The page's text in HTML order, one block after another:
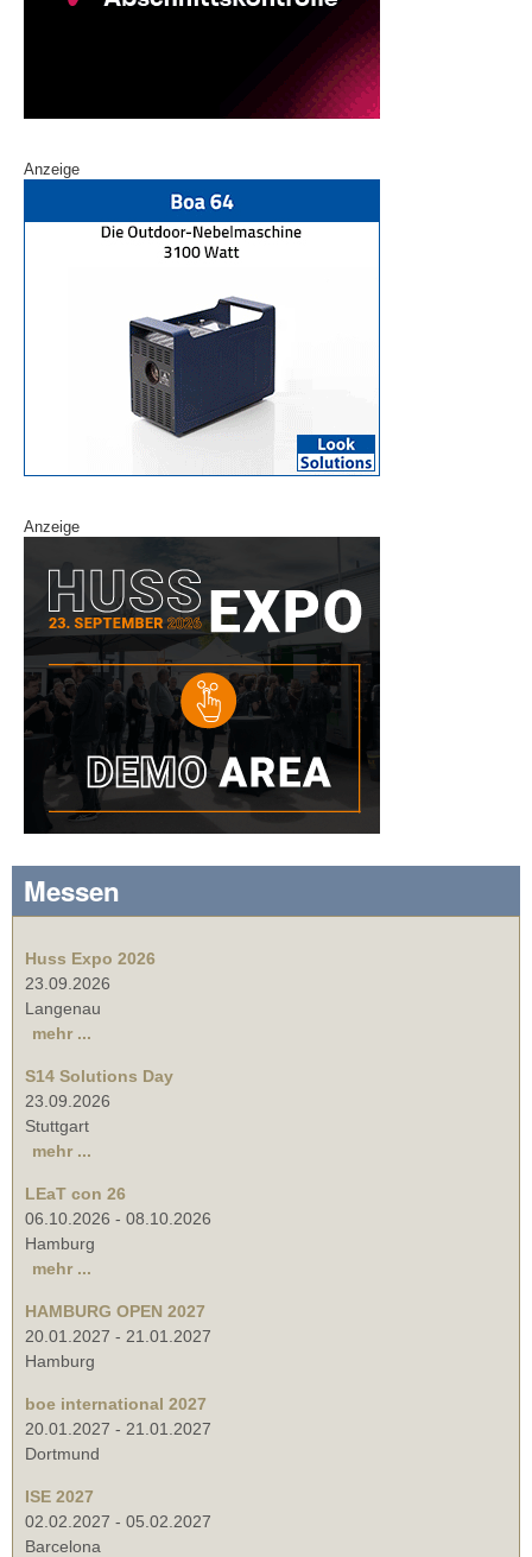
Anzeige
Anzeige
Messen
Huss Expo 2026
23.09.2026
Langenau
mehr ...
S14 Solutions Day
23.09.2026
Stuttgart
mehr ...
LEaT con 26
06.10.2026 - 08.10.2026
Hamburg
mehr ...
HAMBURG OPEN 2027
20.01.2027 - 21.01.2027
Hamburg
boe international 2027
20.01.2027 - 21.01.2027
Dortmund
ISE 2027
02.02.2027 - 05.02.2027
Barcelona